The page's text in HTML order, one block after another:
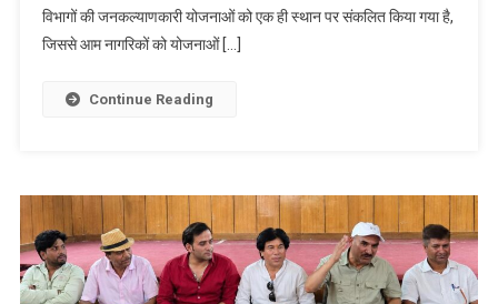
योजना’
लोकार्पण
विभागों की जनकल्याणकारी योजनाओं को एक ही स्थान पर संकलित किया गया है,
जिससे आम नागरिकों को योजनाओं […]
Continue Reading